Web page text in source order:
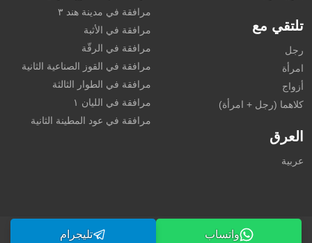
تلتقي مع
رجل
امرأة
أزواج
كلاهما (رجل + امرأة)
العرق
عربية
مرافقة في مدينة هند ٣
مرافقة في الأثبة
مرافقة في الرقّة
مرافقة في القوز الصناعية الثانية
مرافقة في الطوار الثالثة
مرافقة في الليان ١
مرافقة في عود المطينة الثانية
©2026 dubai-callgirl.com. جميع الحقوق محفوظة. واتساب تليجرام